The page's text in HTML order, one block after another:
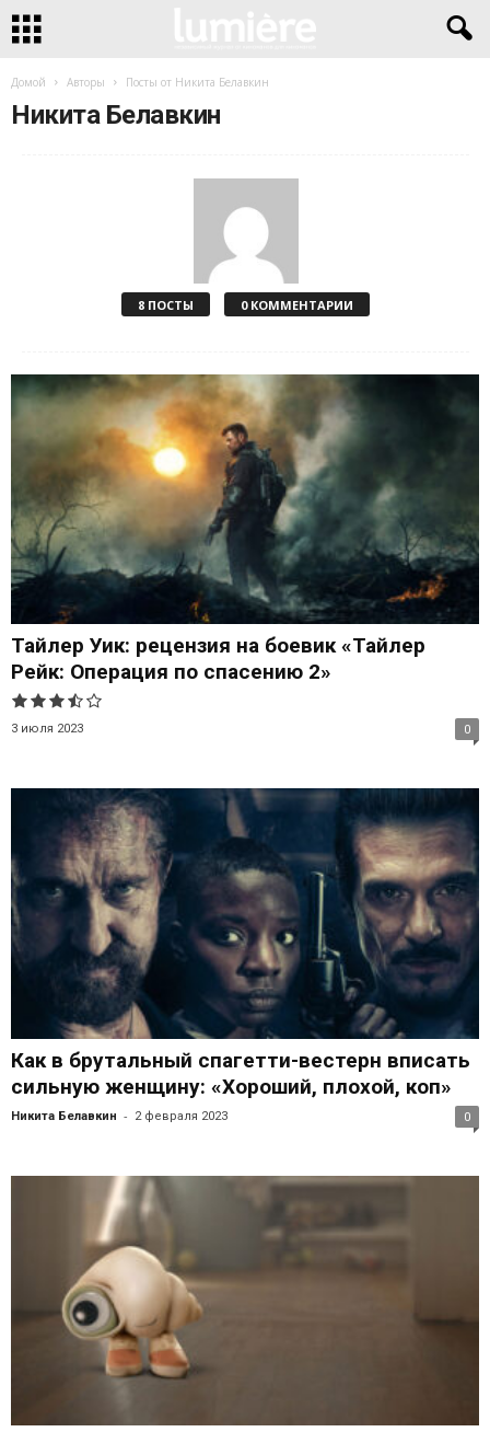
Домой Авторы Посты от Никита Белавкин
Никита Белавкин
8 ПОСТЫ 0 КОММЕНТАРИИ
Тайлер Уик: рецензия на боевик «Тайлер
Рейк: Операция по спасению 2»
3 июля 2023 0
Как в брутальный спагетти-вестерн вписать
сильную женщину: «Хороший, плохой, коп»
Никита Белавкин - 2 февраля 2023 0